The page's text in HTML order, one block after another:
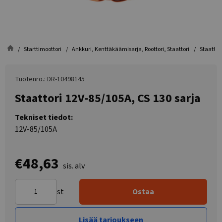
Starttimoottori Ankkuri, Kenttäkäämisarja, Roottori, Staattori Staattori
Tuotenro.: DR-10498145
Staattori 12V-85/105A, CS 130 sarja
Tekniset tiedot:
12V-85/105A
€48,63 sis. alv
st Ostaa